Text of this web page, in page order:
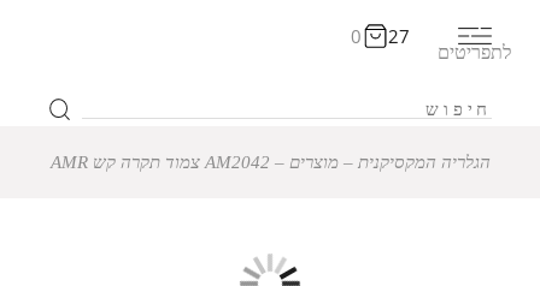
27
0
לתפריטים
הגלריה המקסיקנית ‒מוצרים ‒ AM2042 צמוד תקרה קש AMR